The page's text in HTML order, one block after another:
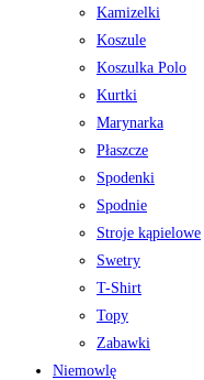
Kamizelki
Koszule
Koszulka Polo
Kurtki
Marynarka
Płaszcze
Spodenki
Spodnie
Stroje kąpielowe
Swetry
T-Shirt
Topy
Zabawki
Niemowlę